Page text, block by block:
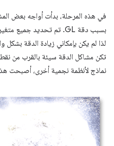
في هذه المرحلة، بدأت أواجه بعض
لذا لم يكن بإمكاني زيادة الدقة
تكن مشاكل الدقة سيئة بالقرب من
نماذج لأنظمة نجمية أخرى، أصبحت